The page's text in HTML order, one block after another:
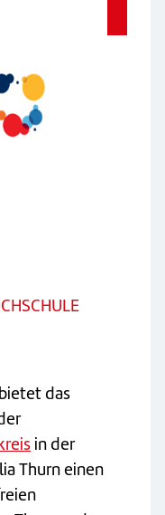
das
in der
Thurn einen